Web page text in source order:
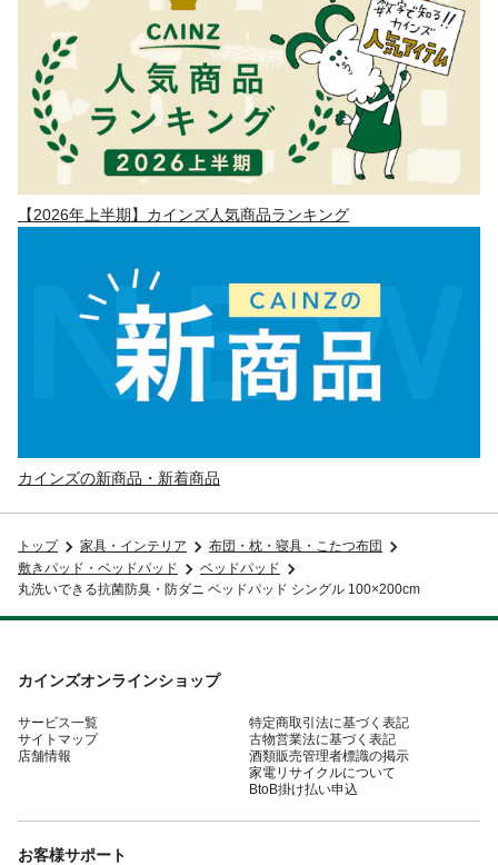
【2026年上半期】カインズ人気商品ランキング
カインズの新商品・新着商品
トップ 家具・インテリア
布団・枕・寝具・こたつ布団
敷きパッド・ベッドパッド
ベッドパッド
丸洗いできる抗菌防臭・防ダニ ベッドパッド シングル 100×200cm
カインズオンラインショップ
サービス一覧
サイトマップ
店舗情報
特定商取引法に基づく表記
古物営業法に基づく表記
酒類販売管理者標識の掲示
家電リサイクルについて
BtoB掛け払い申込
お客様サポート